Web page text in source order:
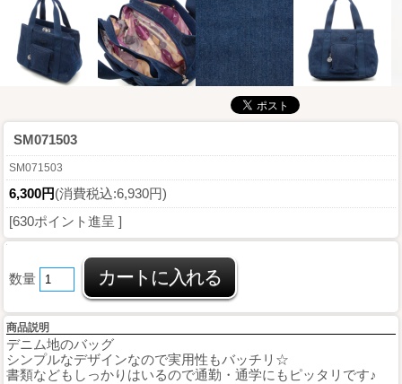
SM071503
SM071503
6,300円(消費税込:6,930円)
[630ポイント進呈 ]
数量
商品説明
デニム地のバッグ
シンプルなデザインなので実用性もバッチリ☆
書類などもしっかりはいるので通勤・通学にもピッタリです♪